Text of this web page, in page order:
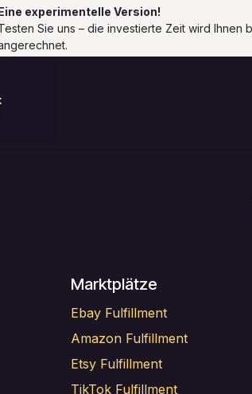
experimentelle Version!
Sie uns – die investierte Zeit wird Ihnen
Marktplätze
Ebay Fulfillment
Amazon Fulfillment
Etsy Fulfillment
TikTok Fulfillment